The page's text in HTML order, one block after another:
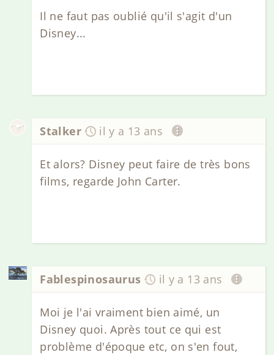
Il ne faut pas oublié qu'il s'agit d'un
Disney...
Stalker il y a 13 ans
Et alors? Disney peut faire de très bons
films, regarde John Carter.
Fablespinosaurus il y a 13 ans
Moi je l'ai vraiment bien aimé, un
Disney quoi. Après tout ce qui est
problème d'époque etc, on s'en fout,